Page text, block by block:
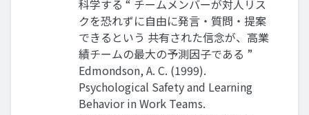
科学する “ チームメンバーが対人リス
クを恐れずに自由に発言・質問・提案
できるという 共有された信念が、高業
績チームの最大の予測因子である ”
Edmondson, A. C. (1999).
Psychological Safety and Learning
Behavior in Work Teams.